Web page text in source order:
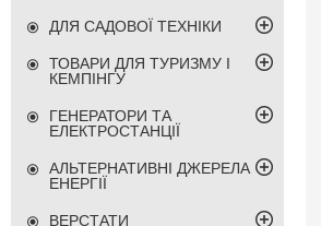
ДЛЯ САДОВОЇ ТЕХНІКИ
ТОВАРИ ДЛЯ ТУРИЗМУ І
КЕМПІНГУ
ГЕНЕРАТОРИ ТА
ЕЛЕКТРОСТАНЦІЇ
АЛЬТЕРНАТИВНІ ДЖЕРЕЛА
ЕНЕРГІЇ
ВЕРСТАТИ